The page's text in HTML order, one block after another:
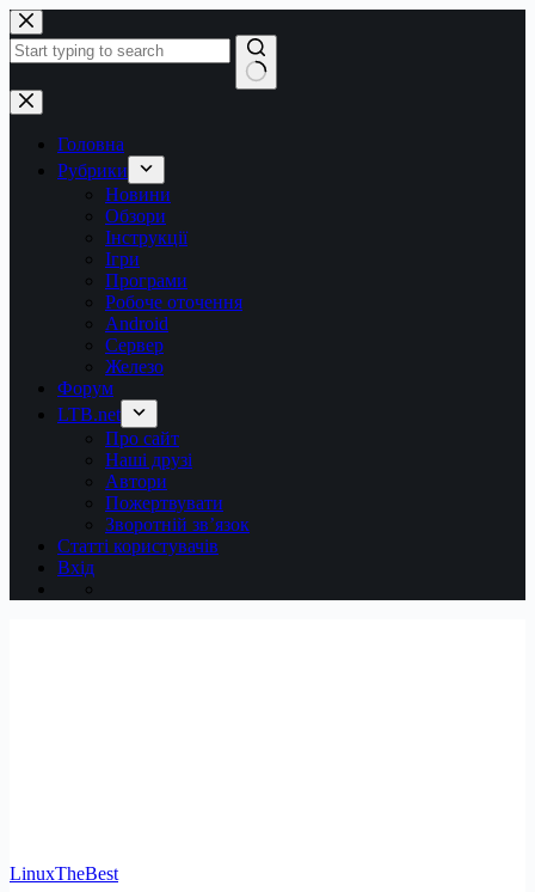
Перейти
до
вмісту
Немає
результатів
Головна
Рубрики
Новини
Обзори
Інструкції
Ігри
Програми
Робоче оточення
Android
Сервер
Железо
Форум
LTB.net
Про сайт
Наші друзі
Автори
Пожертвувати
Зворотній зв’язок
Статті користувачів
Вхід
LinuxTheBest